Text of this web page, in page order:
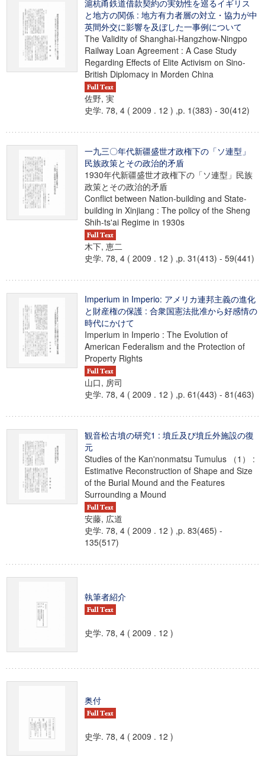
滬杭甬鉄道借款契約の実効性を巡るイギリス
と地方の関係 : 地方有力者層の対立・協力が中
英間外交に影響を及ぼした一事例について
The Validity of Shanghai-Hangzhow-Ningpo
Railway Loan Agreement : A Case Study
Regarding Effects of Elite Activism on Sino-
British Diplomacy in Morden China
佐野, 実
史学. 78, 4 ( 2009 . 12 ) ,p. 1(383) - 30(412)
一九三〇年代新疆盛世才政権下の「ソ連型」
民族政策とその政治的矛盾
1930年代新疆盛世才政権下の「ソ連型」民族
政策とその政治的矛盾
Conflict between Nation-building and State-
building in Xinjiang : The policy of the Sheng
Shih-ts'ai Regime in 1930s
木下, 恵二
史学. 78, 4 ( 2009 . 12 ) ,p. 31(413) - 59(441)
Imperium in Imperio: アメリカ連邦主義の進化
と財産権の保護 : 合衆国憲法批准から好感情の
時代にかけて
Imperium in Imperio : The Evolution of
American Federalism and the Protection of
Property Rights
山口, 房司
史学. 78, 4 ( 2009 . 12 ) ,p. 61(443) - 81(463)
観音松古墳の研究1 : 墳丘及び墳丘外施設の復
元
Studies of the Kan'nonmatsu Tumulus （1） :
Estimative Reconstruction of Shape and Size
of the Burial Mound and the Features
Surrounding a Mound
安藤, 広道
史学. 78, 4 ( 2009 . 12 ) ,p. 83(465) -
135(517)
執筆者紹介
史学. 78, 4 ( 2009 . 12 )
奥付
史学. 78, 4 ( 2009 . 12 )